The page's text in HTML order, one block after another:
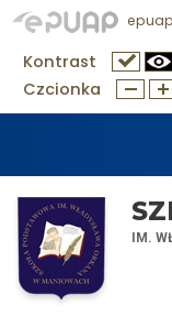
Kontrast
Czcionka
IM.